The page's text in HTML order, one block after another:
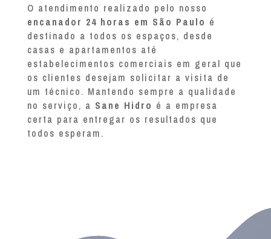
O atendimento realizado pelo nosso
encanador 24 horas em São Paulo é
destinado a todos os espaços, desde
casas e apartamentos até
estabelecimentos comerciais em geral que
os clientes desejam solicitar a visita de
um técnico. Mantendo sempre a qualidade
no serviço, a Sane Hidro é a empresa
certa para entregar os resultados que
todos esperam.